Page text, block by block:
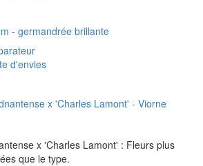
- germandrée brillante
d'envies
x 'Charles Lamont' : Fleurs plus
que le type.